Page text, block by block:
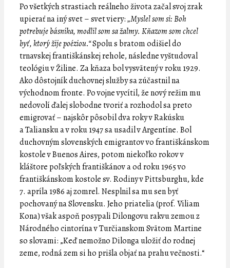
Po všetkých strastiach reálneho života začal svoj zrak
upierať na iný svet – svet viery:„Myslel som si: Boh
potrebuje básnika, modlil som sa žalmy. Kňazom som chcel
byť, ktorý žije poéziou.“Spolu s bratom odišiel do
trnavskej františkánskej rehole, následne vyštudoval
teológiu v Žiline. Za kňaza bol vysvätený v roku 1929.
Ako dôstojník duchovnej služby sa zúčastnil na
východnom fronte. Po vojne vycítil, že nový režim mu
nedovolí ďalej slobodne tvoriť a rozhodol sa preto
emigrovať – najskôr pôsobil dva roky v Rakúsku
a Taliansku a v roku 1947 sa usadil v Argentíne. Bol
duchovným slovenských emigrantov vo františkánskom
kostole v Buenos Aires, potom niekoľko rokov v
kláštore poľských františkánov a od roku 1965 vo
františkánskom kostole sv. Rodiny v Pittsburghu, kde
7. apríla 1986 aj zomrel. Nesplnil sa mu sen byť
pochovaný na Slovensku. Jeho priatelia (prof. Viliam
Kona) však aspoň posypali Dilongovu rakvu zemou z
Národného cintorína v Turčianskom Svätom Martine
so slovami: „Keď nemožno Dilonga uložiť do rodnej
zeme, rodná zem si ho prišla objať na prahu večnosti.“